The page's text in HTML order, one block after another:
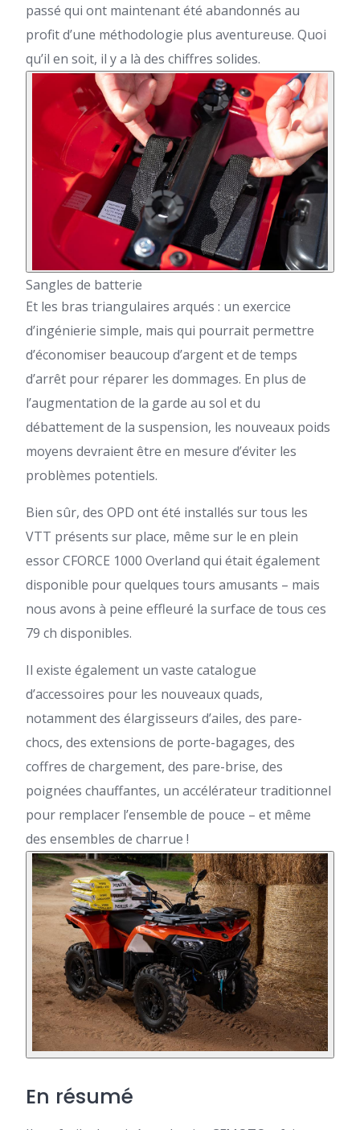
passé qui ont maintenant été abandonnés au
profit d’une méthodologie plus aventureuse. Quoi
qu’il en soit, il y a là des chiffres solides.
Sangles de batterie
Et les bras triangulaires arqués : un exercice
d’ingénierie simple, mais qui pourrait permettre
d’économiser beaucoup d’argent et de temps
d’arrêt pour réparer les dommages. En plus de
l’augmentation de la garde au sol et du
débattement de la suspension, les nouveaux poids
moyens devraient être en mesure d’éviter les
problèmes potentiels.
Bien sûr, des OPD ont été installés sur tous les
VTT présents sur place, même sur le en plein
essor CFORCE 1000 Overland qui était également
disponible pour quelques tours amusants – mais
nous avons à peine effleuré la surface de tous ces
79 ch disponibles.
Il existe également un vaste catalogue
d’accessoires pour les nouveauxquads,
notamment des élargisseurs d’ailes, des pare-
chocs, des extensions de porte-bagages, des
coffres de chargement, des pare-brise, des
poignées chauffantes, un accélérateur traditionnel
pour remplacer l’ensemble de pouce – et même
des ensembles de charrue !
En résumé